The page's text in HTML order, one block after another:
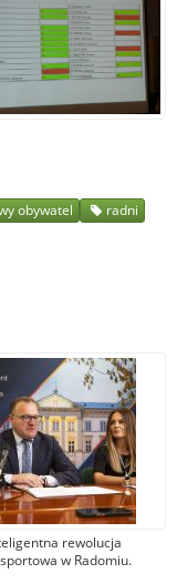
obywatel
radni
rewolucja
w Radomiu.